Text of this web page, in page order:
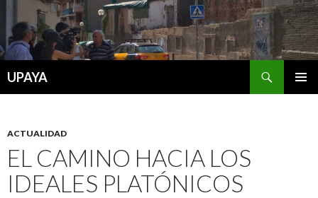
UPAYA
ACTUALIDAD
EL CAMINO HACIA LOS
IDEALES PLATÓNICOS